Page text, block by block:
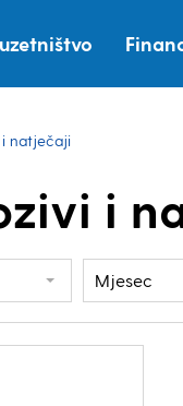
natječaji
i
Mjesec